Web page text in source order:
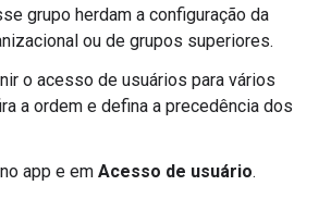
grupo herdam a configuração da
ou de grupos superiores.
o acesso de usuários para vários
a ordem e defina a precedência dos
app e em Acesso de usuário.